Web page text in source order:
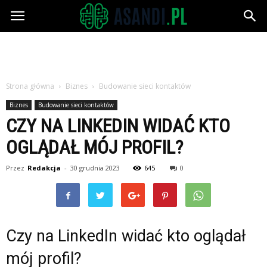
Asandi.pl
Strona główna Biznes Budowanie sieci kontaktów
Biznes Budowanie sieci kontaktów
CZY NA LINKEDIN WIDAĆ KTO
OGLĄDAŁ MÓJ PROFIL?
Przez Redakcja - 30 grudnia 2023 645 0
Czy na LinkedIn widać kto oglądał
mój profil?